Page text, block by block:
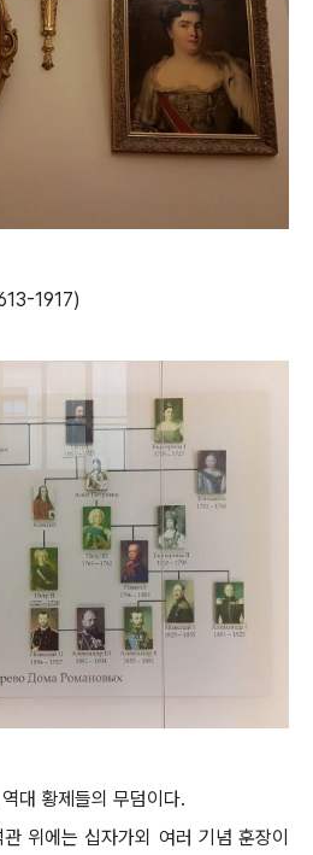
1917)
대 황제들의 무덤이다.
위에는 십자가외 여러 기념 훈장이